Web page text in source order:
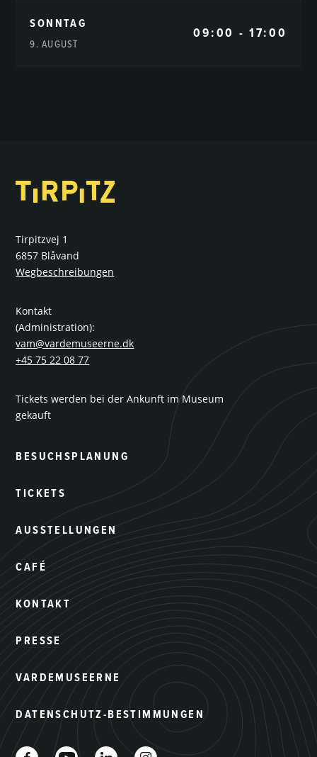
SONNTAG
9. AUGUST
09:00 - 17:00
Tirpitzvej 1
6857 Blåvand
Wegbeschreibungen
Kontakt
(Administration):
vam@vardemuseerne.dk
+45 75 22 08 77
Tickets werden bei der Ankunft im Museum
gekauft
BESUCHSPLANUNG
TICKETS
AUSSTELLUNGEN
CAFÉ
KONTAKT
PRESSE
VARDEMUSEERNE
DATENSCHUTZ-BESTIMMUNGEN